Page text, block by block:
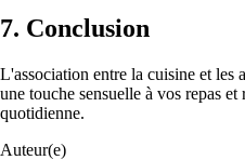
7. Conclusion
L'association entre la cuisine et les
une touche sensuelle à vos repas
quotidienne.
Auteur(e)